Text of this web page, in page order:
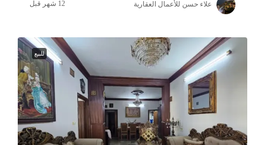
علاء حسن للأعمال العقارية
للبيع